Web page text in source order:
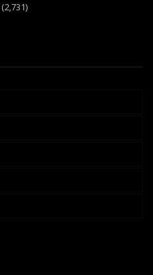
(2,731)